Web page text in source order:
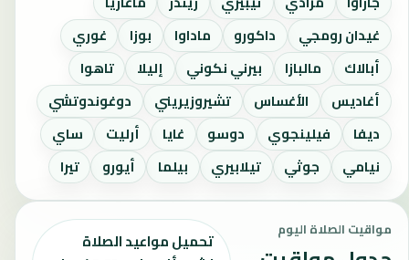
غيدان رومجي
داكورو ماداوا بوزا
غوري
أبالاك
مالبازا بيرني نكوني إليلا
تاهوا
أغاديس
الأغساس تشيروزيريني
دوغوندوتشي
ديفا
فيلينجوي دوسو غايا أرليت
ساي
نيامي
جوثي تيلابيري بيلما أيورو تيرا
مواقيت الصلاة اليوم
تحميل مواعيد الصلاة